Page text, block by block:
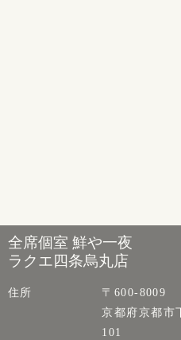
全席個室 鮮や一夜
ラクエ四条烏丸店
住所
〒600-8009
京都府京都市
101